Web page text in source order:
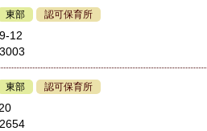
東部 認可保育所
12
東部 認可保育所